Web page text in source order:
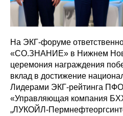
На ЭКГ-форуме
«СО.ЗНАНИЕ» в Нижнем
церемония награждения
вклад в достижение
Лидерами ЭКГ-рейтинга
«Управляющая компания
„ЛУКОЙЛ-